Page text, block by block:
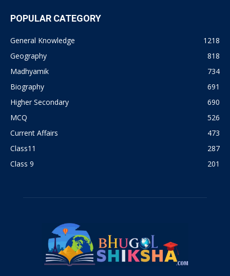
POPULAR CATEGORY
General Knowledge
1218
Geography
818
Madhyamik
734
Biography
691
Higher Secondary
690
MCQ
526
Current Affairs
473
Class11
287
Class 9
201